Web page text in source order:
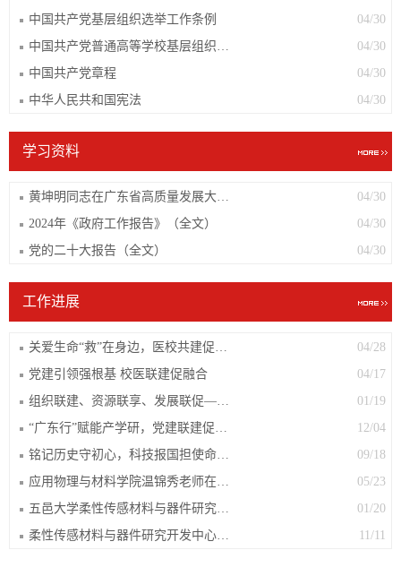
04/30
中国共产党基层组织选举工作条例
04/30
中国共产党普通高等学校基层组织工作条例
04/30
中国共产党章程
04/30
中华人民共和国宪法
学习资料
04/30
黄坤明同志在广东省高质量发展大会上的讲话实录（2024）
04/30
2024年《政府工作报告》（全文）
04/30
党的二十大报告（全文）
工作进展
04/28
关爱生命“救”在身边，医校共建促发展
04/17
党建引领强根基 校医联建促融合
01/19
组织联建、资源联享、发展联促——五邑大学应用物理与材料学院柔性传感材料与器件研究开发中心党支部赴江门川渝商会党支部开展党建联建
12/04
“广东行”赋能产学研，党建联建促发展——柔性传感材料与器件研究开发中心党支部赴江门鹤山雅图仕印刷有限公司党校开展交流学习
09/18
铭记历史守初心，科技报国担使命——柔性传感材料与器件研究开发中心党支部组织观看《南京照相馆》主题党日活动
05/23
应用物理与材料学院温锦秀老师在广东省物理讲课比赛中荣获二等奖及最佳PPT奖
01/20
五邑大学柔性传感材料与器件研究开发中心党支部与江门中医药职业学院南药学院党支部成功举行党建结对共建活动--共筑党建桥梁，激发教育科研新动能
11/11
柔性传感材料与器件研究开发中心党支部与电子信息与工程学院第一教工党支部开展党建交流活动